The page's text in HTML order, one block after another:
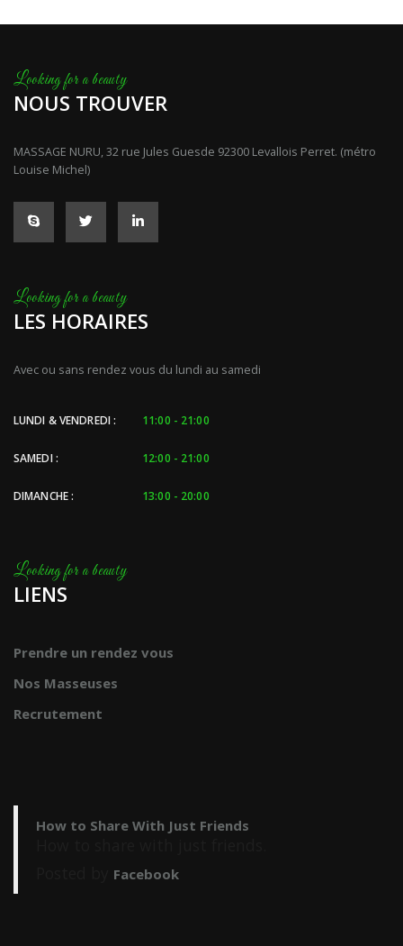
NOUS TROUVER
MASSAGE NURU, 32 rue Jules Guesde 92300 Levallois Perret. (métro
Louise Michel)
LES HORAIRES
Avec ou sans rendez vous du lundi au samedi
LUNDI & VENDREDI : 11:00 - 21:00
SAMEDI : 12:00 - 21:00
DIMANCHE : 13:00 - 20:00
LIENS
Prendre un rendez vous
Nos Masseuses
Recrutement
How to Share With Just Friends
Facebook